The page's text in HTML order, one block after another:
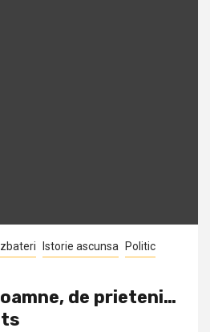
Istorie ascunsa
Politic
de prieteni…